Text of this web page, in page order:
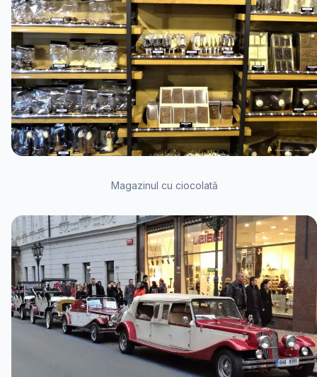
Magazinul cu ciocolată